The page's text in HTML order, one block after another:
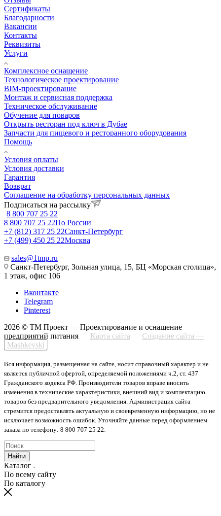
Сертификаты
Благодарности
Вакансии
Контакты
Реквизиты
Услуги
Комплексное оснащение
Технологическое проектирование
BIM-проектирование
Монтаж и сервисная поддержка
Техническое обслуживание
Обучение для поваров
Открыть ресторан под ключ в Дубае
Запчасти для пищевого и ресторанного оборудования
Помощь
Условия оплаты
Условия доставки
Гарантия
Возврат
Соглашение на обработку персональных данных
Подписаться на рассылку
8 800 707 25 22
8 800 707 25 22По России
+7 (812) 317 25 22Санкт-Петербург
+7 (499) 450 25 22Москва
sales@1tmp.ru
Санкт-Петербург, Зольная улица, 15, БЦ «Морская столица»,
1 этаж, офис 106
Вконтакте
Telegram
Pinterest
2026 © ТМ Проект — Проектирование и оснащение
предприятий питания
Карта сайта
Создание сайта —
Mashkevski
Вся информация, размещенная на сайте, носит справочный характер и не
является публичной офертой, определяемой положениями ч.2, ст. 437
Гражданского кодекса РФ. Производители товаров вправе вносить
изменения в технические характеристики, внешний вид и комплектацию
товаров без предварительного уведомления. Администрация сайта
стремится предоставлять актуальную и своевременную информацию, но не
исключает возможность ошибок. Уточняйте данные перед оформлением
заказа по телефону: 8 800 707 25 22.
Найти
Каталог
По всему сайту
По каталогу